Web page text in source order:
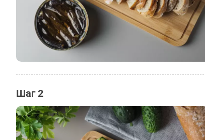
Шаг 2